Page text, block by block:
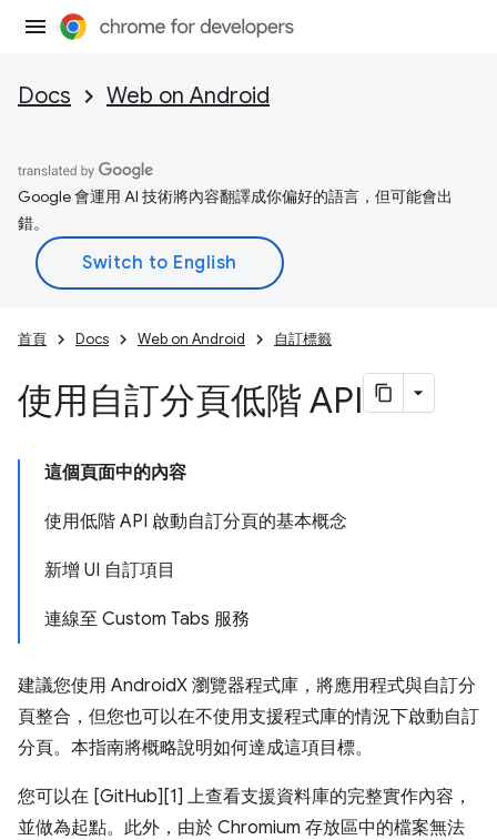
Docs Web on Android
Google 會運用 AI 技術將內容翻譯成你偏好的語言，但可能會出
錯。
首頁 Docs Web on Android 自訂標籤
使用自訂分頁低階 API
這個頁面中的內容
使用低階 API 啟動自訂分頁的基本概念
新增 UI 自訂項目
連線至 Custom Tabs 服務
建議您使用 AndroidX 瀏覽器程式庫，將應用程式與自訂分
頁整合，但您也可以在不使用支援程式庫的情況下啟動自訂
分頁。本指南將概略說明如何達成這項目標。
您可以在 [GitHub][1] 上查看支援資料庫的完整實作內容，
並做為起點。此外，由於 Chromium 存放區中的檔案無法